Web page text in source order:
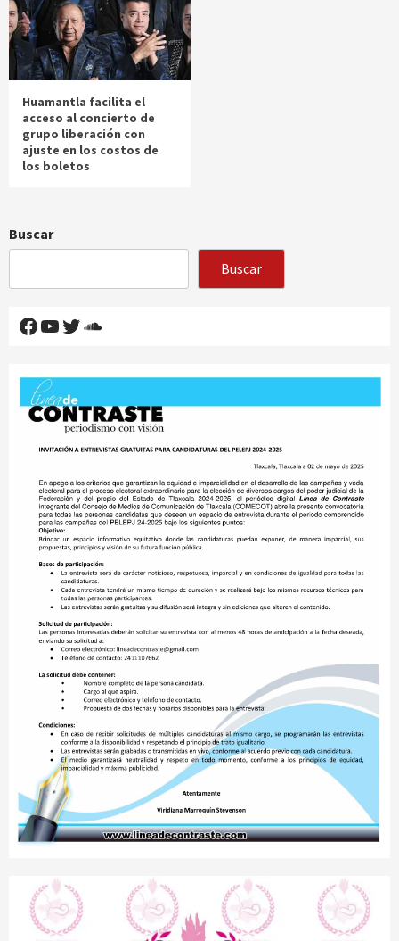
Huamantla facilita el
acceso al concierto de
grupo liberación con
ajuste en los costos de
los boletos
Buscar
Buscar
Facebook
YouTube
Twitter
SoundCloud